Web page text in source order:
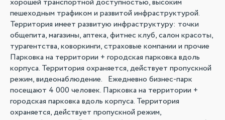
пешеходным трафиком и развитой инфраструктурой.
Территория имеет развитую инфраструктуру: точки
общепита, магазины, аптека, фитнес клуб, салон красоты,
турагентства, коворкинги, страховые компании и прочие
Парковка на территории + городская парковка вдоль
корпуса. Территория охраняется, действует пропускной
режим, видеонаблюдение. Ежедневно бизнес-парк
посещают 4 000 человек. Парковка на территории +
городская парковка вдоль корпуса. Территория
охраняется, действует пропускной режим,